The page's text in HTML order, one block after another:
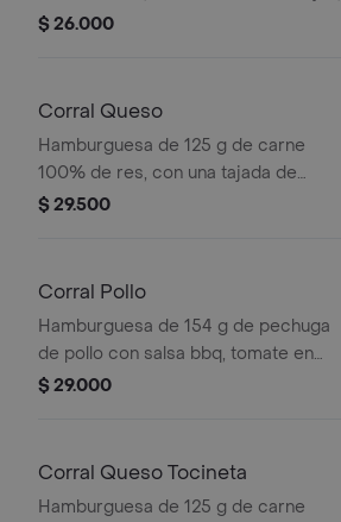
cebolla en rodajas, lechuga, salsa
$ 26.000
Corral Queso
Hamburguesa de 125 g de carne
100% de res, con una tajada de
queso tipo mozzarella, tomate en
mostaza
$ 29.500
Corral Pollo
Hamburguesa de 154 g de pechuga
de pollo con salsa bbq, tomate en
rodajas, cebolla en rodajas, lechuga y
$ 29.000
Corral Queso Tocineta
Hamburguesa de 125 g de carne